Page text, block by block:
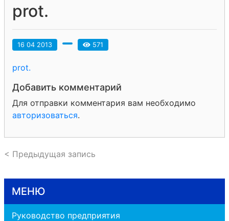
prot.
16 04 2013 571
prot.
Добавить комментарий
Для отправки комментария вам необходимо
авторизоваться.
< Предыдущая запись
МЕНЮ
Руководство предприятия